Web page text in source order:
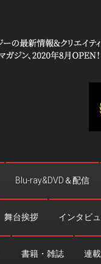
Blu-ray&DVD＆配信
舞台挨拶 インタビ
書籍・雑誌 連